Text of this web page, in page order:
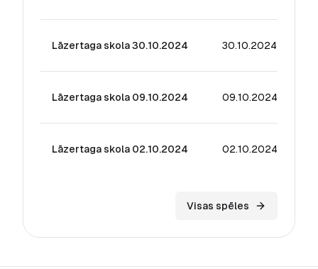
Lāzertaga skola 30.10.2024 30.10.2024
Lāzertaga skola 09.10.2024 09.10.2024
Lāzertaga skola 02.10.2024 02.10.2024
Visas spēles